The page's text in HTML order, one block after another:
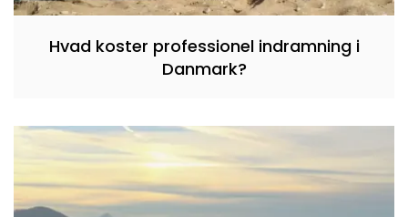
Hvad koster professionel indramning i
Danmark?